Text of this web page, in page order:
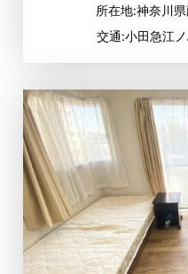
所在地:神奈川
交通:小田急江